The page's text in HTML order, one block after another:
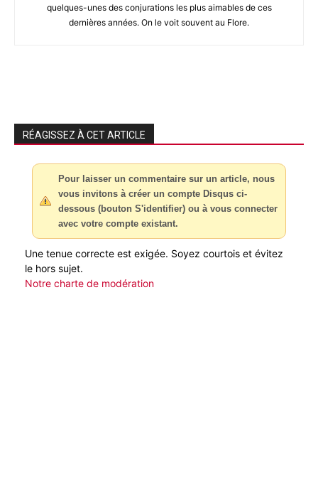
quelques-unes des conjurations les plus aimables de ces
dernières années. On le voit souvent au Flore.
RÉAGISSEZ À CET ARTICLE
Pour laisser un commentaire sur un article, nous
vous invitons à créer un compte Disqus ci-
dessous (bouton S'identifier) ou à vous connecter
avec votre compte existant.
Une tenue correcte est exigée. Soyez courtois et évitez
le hors sujet.
Notre charte de modération